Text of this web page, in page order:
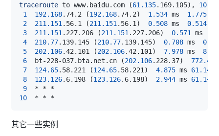
traceroute to www.baidu.com (61.135.169.105) , 10
1
192.168.74.2 (192.168.74.2) 1.534 ms 1.775
2
211.151 .56.1 (211.151 .56.1 ) 0.508 ms 0.514
3
211.151 .227.206 (211.151 .227.206) 0.571 ms
4
210.77.139.145 (210.77.139.145) 0.708 ms
5
202.106.42.101 (202.106.42.101 ) 7.978 ms
6
  bt-228-037.bta.net.cn
(202.106.228.37) 772.460
7
124.65.58.221 (124.65.58.221 ) 4.875 ms 61.148
8
123.126.6.198 (123.126.6.198) 2.944 ms 61.148
9
10
其它一些实例